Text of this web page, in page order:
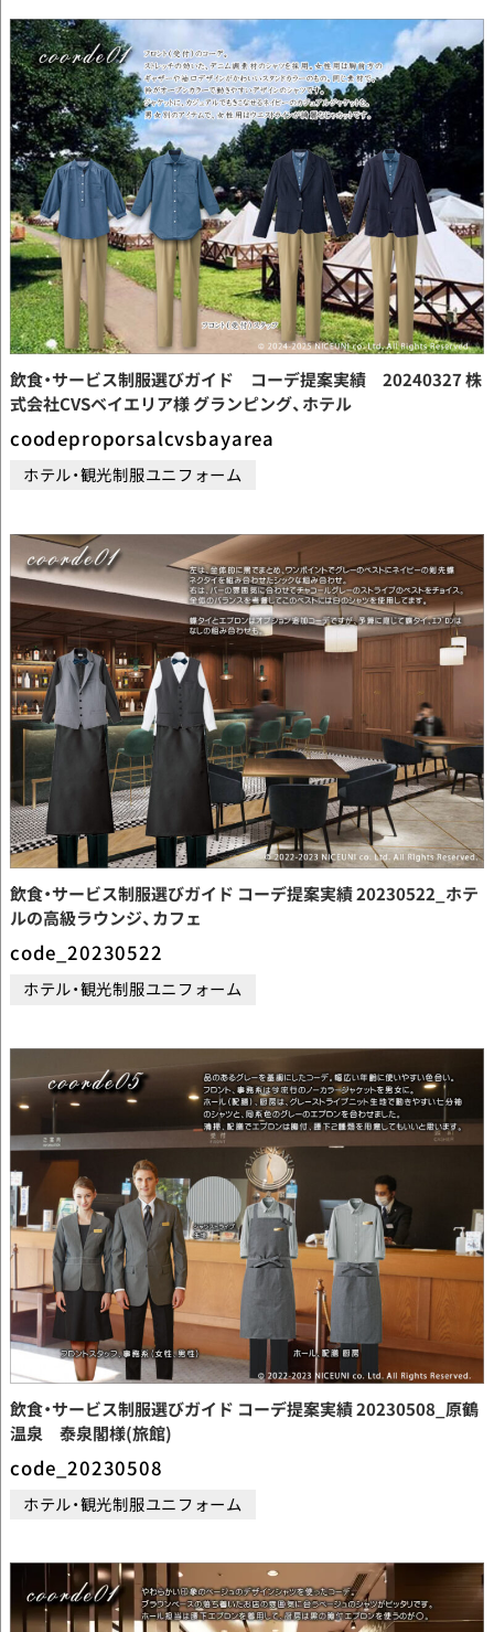
飲食・サービス制服選びガイド コーデ提案実績 20240327 株
式会社CVSベイエリア様 グランピング、ホテル
coodeproporsalcvsbayarea
ホテル・観光制服ユニフォーム
飲食・サービス制服選びガイド コーデ提案実績 20230522_ホテ
ルの高級ラウンジ、カフェ
code_20230522
ホテル・観光制服ユニフォーム
飲食・サービス制服選びガイド コーデ提案実績 20230508_原鶴
温泉 泰泉閣様(旅館)
code_20230508
ホテル・観光制服ユニフォーム